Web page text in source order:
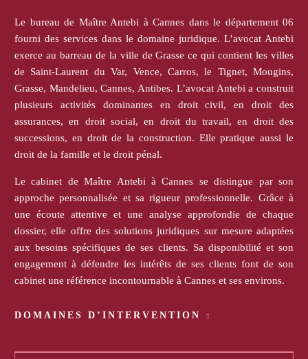
Le bureau de Maître Antebi à Cannes dans le département 06
fourni des services dans le domaine juridique. L’avocat Antebi
exerce au barreau de la ville de Grasse ce qui contient les villes
de Saint-Laurent du Var, Vence, Carros, le Tignet, Mougins,
Grasse, Mandelieu, Cannes, Antibes. L’avocat Antebi a construit
plusieurs activités dominantes en droit civil, en droit des
assurances, en droit social, en droit du travail, en droit des
successions, en droit de la construction. Elle pratique aussi le
droit de la famille et le droit pénal.
Le cabinet de Maître Antebi à Cannes se distingue par son
approche personnalisée et sa rigueur professionnelle. Grâce à
une écoute attentive et une analyse approfondie de chaque
dossier, elle offre des solutions juridiques sur mesure adaptées
aux besoins spécifiques de ses clients. Sa disponibilité et son
engagement à défendre les intérêts de ses clients font de son
cabinet une référence incontournable à Cannes et ses environs.
DOMAINES D’INTERVENTION